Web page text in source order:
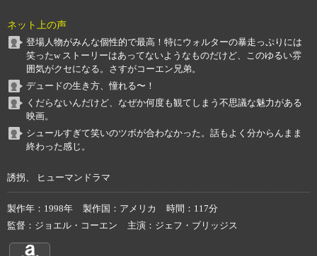
ネット上の声
登場人物がみんな個性的で最高！特にウォルターの暴走っぷりには
笑ったw ストーリーはあってないようなものだけど、このゆるい雰
囲気がクセになる。さすがコーエン兄弟。
デュードの生き方、憧れる〜！
くだらないんだけど、なぜか何度も観てしまう不思議な魅力がある
映画。
シュールすぎて笑いのツボが合わなかった。話もよく分からんまま
終わった感じ。
誘拐、 ヒューマンドラマ
製作年 1998年 製作国 アメリカ 時間
117分
監督
ジョエル・コーエン 主演 ジェフ・ブリッジス